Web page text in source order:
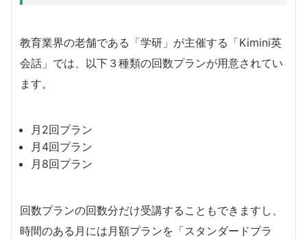
教育業界の老舗である「学研」が主催する「Kimini英
会話」では、以下３種類の回数プランが用意されてい
ます。
月2回プラン
月4回プラン
月8回プラン
回数プランの回数分だけ受講することもできますし、
時間のある月には月額プランを「スタンダードプラ